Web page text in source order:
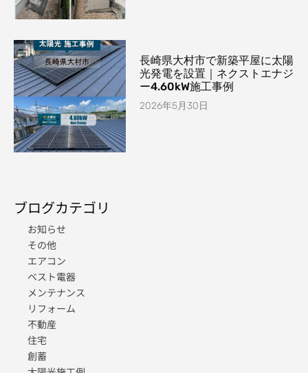
長崎県大村市で新築平屋に太陽
光発電を設置｜ネクストエナジ
ー4.60kW施工事例
2026年5月30日
ブログカテゴリ
お知らせ
その他
エアコン
ベスト電器
メンテナンス
リフォーム
不動産
住宅
創蓄